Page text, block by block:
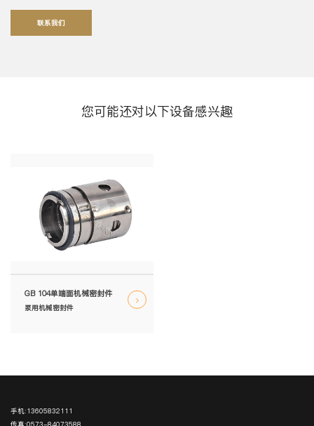
联系我们
您可能还对以下设备感兴趣
GB 104单端面机械密封件
泵用机械密封件
手机:13605832111
传真:0573-84073588